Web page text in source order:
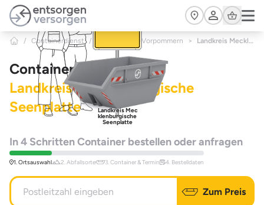
Zum Hauptinhalt springen
Cart
/ Containerdienst / Mecklenburg-Vorpommern > Landkreis Mecklenburgische Seenplatte
Containerdienst
Landkreis Mecklenburgische
Seenplatte
Landkreis Mec
klenburgische
Seenplatte
In 4 Schritten Container bestellen oder anfragen
1. Ortsauswahl 2. Abfallsorte 3. Container & Termin 4. Bestelldaten
Zum Preis